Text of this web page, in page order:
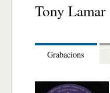
Tony Lamar
Grabacions